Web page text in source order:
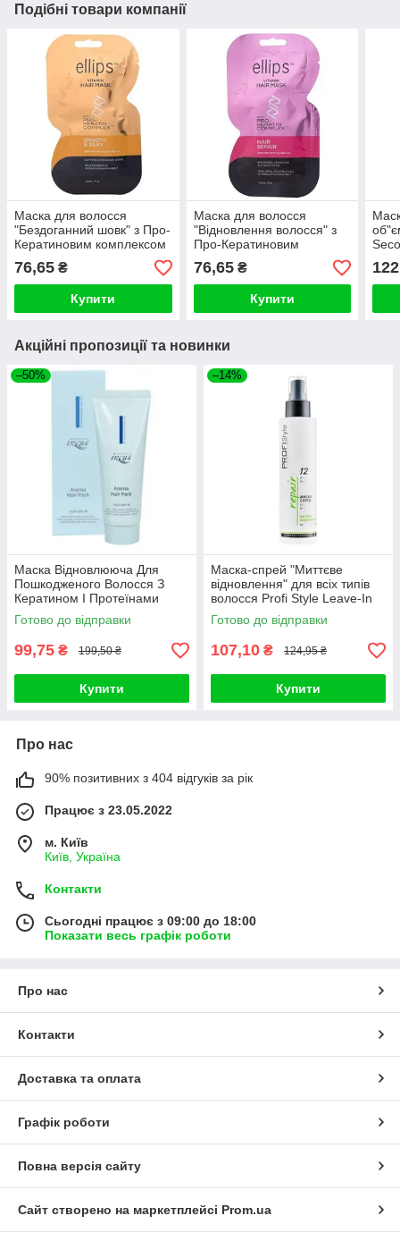
Подібні товари компанії
Маска для волосся
"Бездоганний шовк" з Про-
Кератиновим комплексом
Ellips Vitamin Hair Mask
Smooth &
76,65 ₴
Купити
Маска для волосся
"Відновлення волосся" з
Про-Кератиновим
комплексом Ellips Vitamin
Hair Mask Hair R
76,65₴
Купити
Акційні пропозиції та новинки
–50%
Маска Відновлююча Для
Пошкодженого Волосся З
Кератином І Протеїнами
INCUS Aroma Hair Pack 150ml
Готово до відправки
99,75 ₴ 199,50 ₴
Купити
–14%
Маска-спрей "Миттєве
відновлення" для всіх типів
волосся Profi Style Leave-In
Mask Spray Instatnt Re
Готово до відправки
107,10 ₴ 124,95 ₴
Купити
Про нас
90% позитивних з 404 відгуків за рік
Працює з 23.05.2022
м. Київ
Київ, Україна
Контакти
Сьогодні працює з 09:00 до 18:00
Показати весь графік роботи
Про нас
Контакти
Доставка та оплата
Графік роботи
Повна версія сайту
Сайт створено на маркетплейсі Prom.ua